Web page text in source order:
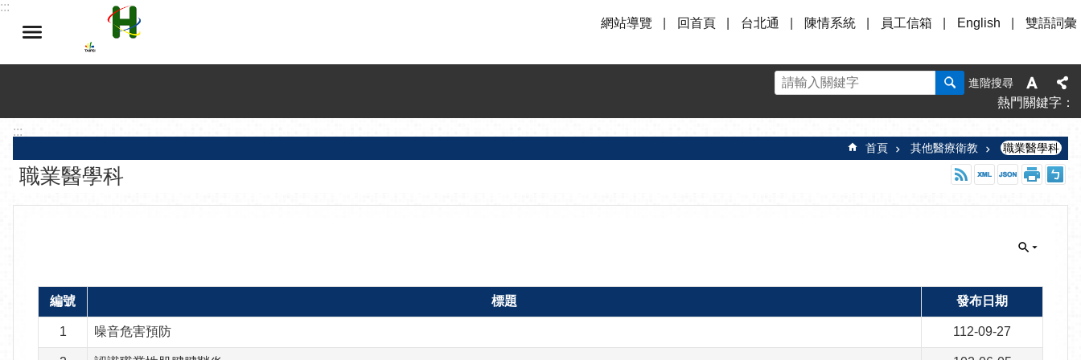
跳到主要內容區塊
:::
網站導覽
回首頁 台北通 陳情系統 員工信箱 English 雙語詞彙
進階搜尋
熱門關鍵字
:::
首頁 其他醫療衛教 職業醫學科
職業醫學科
編號 標題 發布日期
1 噪音危害預防 112-09-27